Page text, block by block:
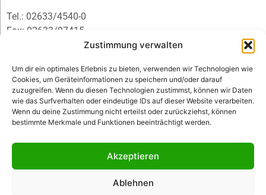
Zustimmung verwalten
Um dir ein optimales Erlebnis zu bieten, verwenden wir Technologien wie
Cookies, um Geräteinformationen zu speichern und/oder darauf
zuzugreifen. Wenn du diesen Technologien zustimmst, können wir Daten
wie das Surfverhalten oder eindeutige IDs auf dieser Website verarbeiten.
Wenn du deine Zustimmung nicht erteilst oder zurückziehst, können
bestimmte Merkmale und Funktionen beeinträchtigt werden.
Akzeptieren
Ablehnen
Tel.: 02633/4540-0
Fax: 02633/97415
infobb@blmedien.de